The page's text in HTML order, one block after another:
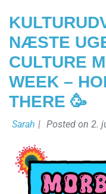
NÆSTE
CULTURE
WEEK –
THERE 🥳
Sarah | Posted on 2.